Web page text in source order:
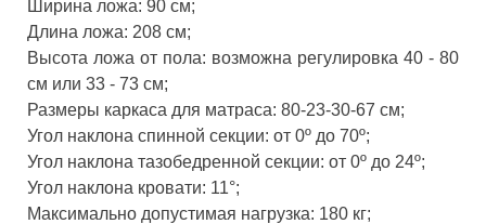
Ширина ложа: 90 см;
Длина ложа: 208 см;
Высота ложа от пола: возможна регулировка 40 - 80
см или 33 - 73 см;
Размеры каркаса для матраса: 80-23-30-67 см;
Угол наклона спинной секции: от 0º до 70º;
Угол наклона тазобедренной секции: от 0º до 24º;
Угол наклона кровати: 11°;
Максимально допустимая нагрузка: 180 кг;